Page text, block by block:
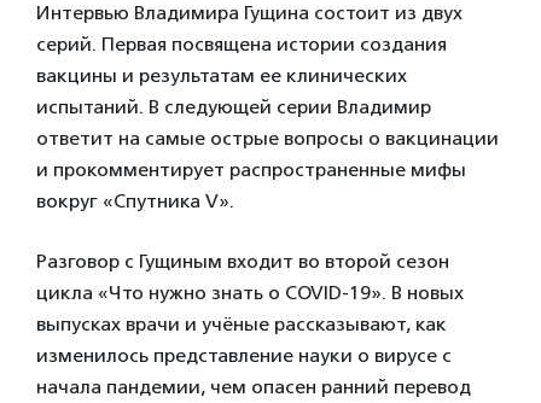
Интервью Владимира Гущина состоит из двух
серий. Первая посвящена истории создания
вакцины и результатам ее клинических
испытаний. В следующей серии Владимир
ответит на самые острые вопросы о вакцинации
и прокомментирует распространенные мифы
вокруг «Спутника V».
Разговор с Гущиным входит во второй сезон
цикла «Что нужно знать о COVID-19». В новых
выпусках врачи и учёные рассказывают, как
изменилось представление науки о вирусе с
начала пандемии, чем опасен ранний перевод